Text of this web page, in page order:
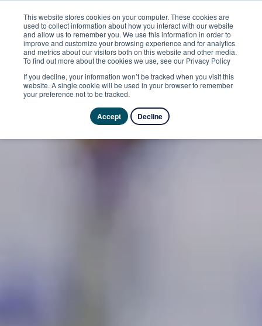
This website stores cookies on your computer. These cookies are
used to collect information about how you interact with our website
and allow us to remember you. We use this information in order to
improve and customize your browsing experience and for analytics
and metrics about our visitors both on this website and other media.
To find out more about the cookies we use, see our Privacy Policy
If you decline, your information won’t be tracked when you visit this
website. A single cookie will be used in your browser to remember
your preference not to be tracked.
Accept Decline